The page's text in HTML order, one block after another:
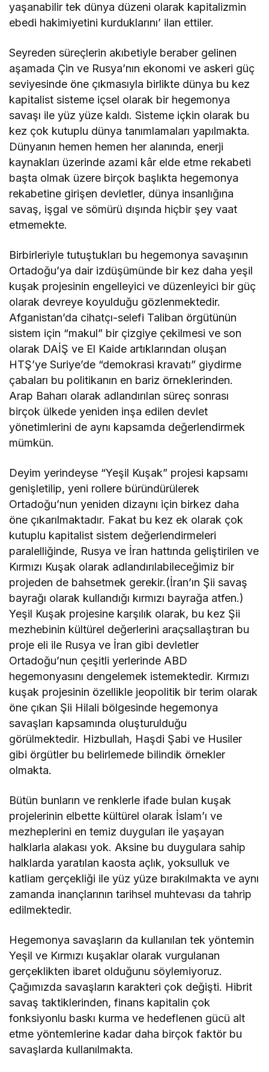
yaşanabilir tek dünya düzeni olarak kapitalizmin
ebedi hakimiyetini kurduklarını’ ilan ettiler.
Seyreden süreçlerin akıbetiyle beraber gelinen
aşamada Çin ve Rusya’nın ekonomi ve askeri güç
seviyesinde öne çıkmasıyla birlikte dünya bu kez
kapitalist sisteme içsel olarak bir hegemonya
savaşı ile yüz yüze kaldı. Sisteme içkin olarak bu
kez çok kutuplu dünya tanımlamaları yapılmakta.
Dünyanın hemen hemen her alanında, enerji
kaynakları üzerinde azami kâr elde etme rekabeti
başta olmak üzere birçok başlıkta hegemonya
rekabetine girişen devletler, dünya insanlığına
savaş, işgal ve sömürü dışında hiçbir şey vaat
etmemekte.
Birbirleriyle tutuştukları bu hegemonya savaşının
Ortadoğu’ya dair izdüşümünde bir kez daha yeşil
kuşak projesinin engelleyici ve düzenleyici bir güç
olarak devreye koyulduğu gözlenmektedir.
Afganistan’da cihatçı-selefi Taliban örgütünün
sistem için “makul” bir çizgiye çekilmesi ve son
olarak DAİŞ ve El Kaide artıklarından oluşan
HTŞ’ye Suriye’de “demokrasi kravatı” giydirme
çabaları bu politikanın en bariz örneklerinden.
Arap Baharı olarak adlandırılan süreç sonrası
birçok ülkede yeniden inşa edilen devlet
yönetimlerini de aynı kapsamda değerlendirmek
mümkün.
Deyim yerindeyse “Yeşil Kuşak” projesi kapsamı
genişletilip, yeni rollere büründürülerek
Ortadoğu’nun yeniden dizaynı için birkez daha
öne çıkarılmaktadır. Fakat bu kez ek olarak çok
kutuplu kapitalist sistem değerlendirmeleri
paralelliğinde, Rusya ve İran hattında geliştirilen ve
Kırmızı Kuşak olarak adlandırılabileceğimiz bir
projeden de bahsetmek gerekir.(İran’ın Şii savaş
bayrağı olarak kullandığı kırmızı bayrağa atfen.)
Yeşil Kuşak projesine karşılık olarak, bu kez Şii
mezhebinin kültürel değerlerini araçsallaştıran bu
proje eli ile Rusya ve İran gibi devletler
Ortadoğu’nun çeşitli yerlerinde ABD
hegemonyasını dengelemek istemektedir. Kırmızı
kuşak projesinin özellikle jeopolitik bir terim olarak
öne çıkan Şii Hilali bölgesinde hegemonya
savaşları kapsamında oluşturulduğu
görülmektedir. Hizbullah, Haşdi Şabi ve Husiler
gibi örgütler bu belirlemede bilindik örnekler
olmakta.
Bütün bunların ve renklerle ifade bulan kuşak
projelerinin elbette kültürel olarak İslam’ı ve
mezheplerini en temiz duyguları ile yaşayan
halklarla alakası yok. Aksine bu duygulara sahip
halklarda yaratılan kaosta açlık, yoksulluk ve
katliam gerçekliği ile yüz yüze bırakılmakta ve aynı
zamanda inançlarının tarihsel muhtevası da tahrip
edilmektedir.
Hegemonya savaşların da kullanılan tek yöntemin
Yeşil ve Kırmızı kuşaklar olarak vurgulanan
gerçeklikten ibaret olduğunu söylemiyoruz.
Çağımızda savaşların karakteri çok değişti. Hibrit
savaş taktiklerinden, finans kapitalin çok
fonksiyonlu baskı kurma ve hedeflenen gücü alt
etme yöntemlerine kadar daha birçok faktör bu
savaşlarda kullanılmakta.